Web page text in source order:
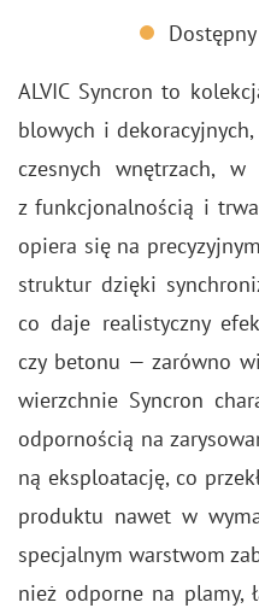
ALVIC Syn­cron to
blo­wych i
cze­snych wnę­trzach,
z funk­cjo­nal­no­ścią i
opie­ra się na
struk­tur dzię­ki
co daje re­ali­stycz­ny
czy be­to­nu — za­rów­no
wierzch­nie Syn­cron
od­por­no­ścią na
ną eks­plo­ata­cję, co
pro­duk­tu nawet w
spe­cjal­nym war­stwom
nież od­por­ne na plamy,